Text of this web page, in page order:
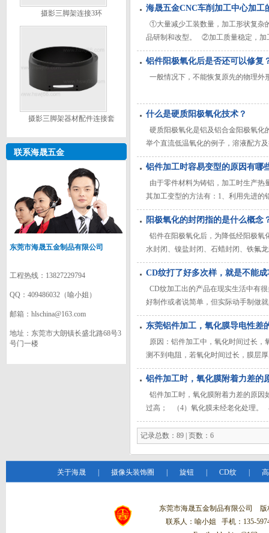
摄影三脚架连接3环
摄影三脚架器材配件连接套
联系海晟五金
东莞市海晟五金制品有限公司
工程热线：13827229794
QQ：409486032（喻小姐）
邮箱：hlschina@163.com
地址：东莞市大朗镇长盛北路68号3
号门一楼
等；根据各种硬质氧化膜的染色性能
硬度也高，但工艺条件
海晟五金CNC车削加工中心加工
①大量减少工装数量，加工形状复杂
品研制和改型。 ②加工质量稳定，加
高，能减少生产准备、机床调整和工
型面，甚至能加工一些无法观测的加
铝件阳极氧化后是否还可以修复
一般情况下，不能恢复原先的物理外
什么是硬质阳极氧化技术？
硬质阳极氧化是铝及铝合金阳极氧化
举个直流低温氧化的例子，溶液配方
米，电压100V，时间60~180分。
铝件加工时容易变型的原因有哪
由于零件材料为铸铝，加工时生产
其加工变型的方法有：1、利用先进
和有广阔应用前景的高新技术。使用
阳极氧化的封闭指的是什么概念
铝件在阳极氧化后，为降低经阳极氧
水封闭、镍盐封闭、石蜡封闭、铁氟
CD纹打了好多次样，就是不能
CD纹加工出的产品在现实生活中有
好制作或者说简单，但实际动手制做
做好CD纹表面处理工艺是需要一定技
东莞铝件加工，氧化膜导电性差
原因：铝件加工中，氧化时间过长，
测不到电阻，若氧化时间过长，膜层
中，铝件的氧化操作时间应严格控制。
铝件加工时，氧化膜附着力差的
铝件加工时，氧化膜附着力差的原
过高； （4）氧化膜未经老化处理。
四点因素进行相应的调整。
记录总数：89 | 页数：6
关于海晟 摄像头装饰圈 旋钮 CD纹
东莞市海晟五金制品有限公司
联系人：喻小姐 手机：135-